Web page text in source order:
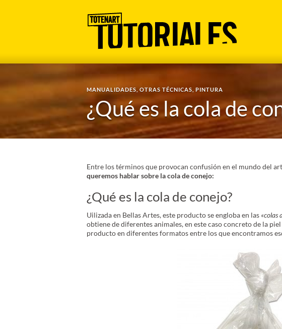
MANUALIDADES OTRAS TÉCNICAS PINTURA
¿Qué es la cola de
Entre los términos que provocan confusión en el mundo del
queremos hablar sobre la cola de conejo:
¿Qué es la cola de conejo?
Uilizada en Bellas Artes, este producto se engloba en las «colas
obtiene de diferentes animales, en este caso concreto de la
producto en diferentes formatos entre los que encontramos